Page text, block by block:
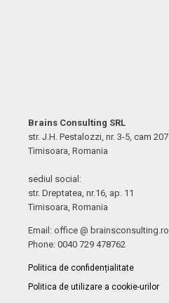
Brains Consulting SRL
str. J.H. Pestalozzi, nr. 3-5, cam 207
Timisoara, Romania
sediul social:
str. Dreptatea, nr.16, ap. 11
Timisoara, Romania
Email: office @ brainsconsulting.ro
Phone: 0040 729 478762
Politica de confidențialitate
Politica de utilizare a cookie-urilor